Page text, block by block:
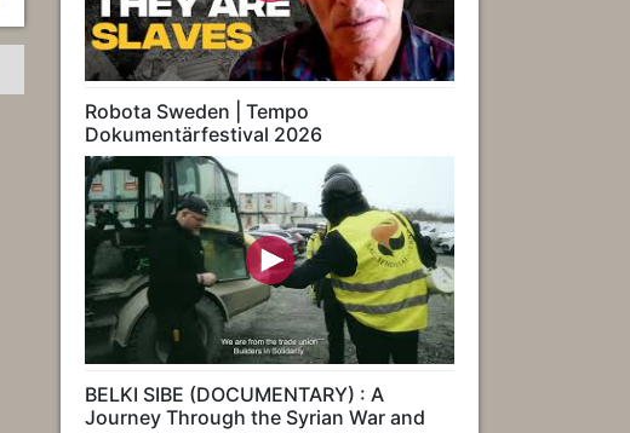
Robota Sweden | Tempo
Dokumentärfestival 2026
BELKI SIBE (DOCUMENTARY) : A
Journey Through the Syrian War and